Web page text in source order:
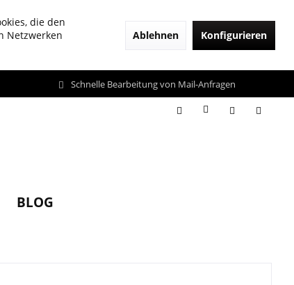
die den
Netzwerken
Ablehnen Konfigurieren
Schnelle Bearbeitung von Mail-Anfragen
BLOG